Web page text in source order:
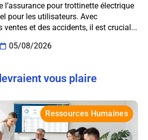
l’assurance pour trottinette électrique
pour les utilisateurs. Avec
ventes et des accidents, il est crucial...
05/08/2026
vous plaire
Ressources Humaines